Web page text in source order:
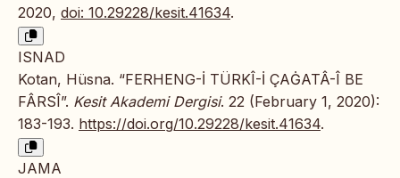
2020, doi: 10.29228/kesit.41634.
ISNAD
Kotan, Hüsna. “FERHENG-İ TÜRKÎ-İ ÇAĠATÂ-Î BE
FÂRSÎ”. Kesit Akademi Dergisi. 22 (February 1, 2020):
183-193. https://doi.org/10.29228/kesit.41634.
JAMA